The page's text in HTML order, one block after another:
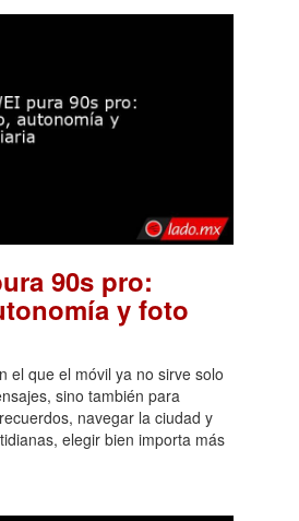
90s pro:
y foto
el que el móvil ya no sirve solo
sino también para
navegar la ciudad y
elegir bien importa más